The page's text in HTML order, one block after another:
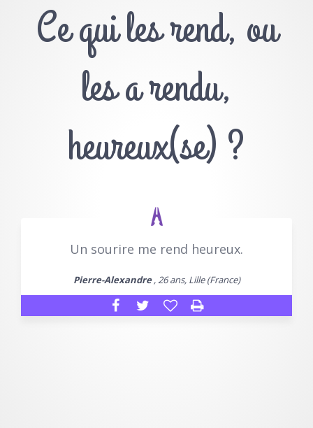
Ce qui les rend, ou
les a rendu,
heureux(se) ?
Un sourire me rend heureux.
Pierre-Alexandre, 26 ans, Lille (France)